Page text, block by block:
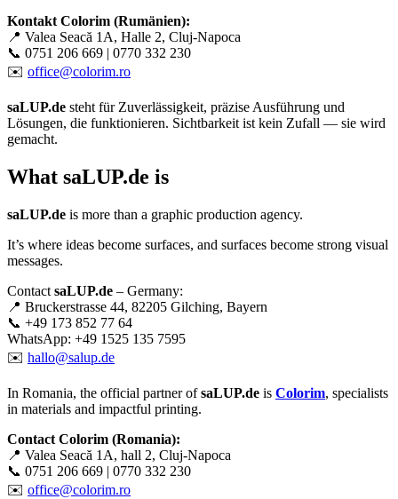
Kontakt Colorim (Rumänien):
📍 Valea Seacă 1A, Halle 2, Cluj-Napoca
📞 0751 206 669 | 0770 332 230
✉️ office@colorim.ro
saLUP.de steht für Zuverlässigkeit, präzise Ausführung und
Lösungen, die funktionieren. Sichtbarkeit ist kein Zufall — sie wird
gemacht.
What saLUP.de is
saLUP.de is more than a graphic production agency.
It’s where ideas become surfaces, and surfaces become strong visual
messages.
Contact saLUP.de – Germany:
📍 Bruckerstrasse 44, 82205 Gilching, Bayern
📞 +49 173 852 77 64
WhatsApp: +49 1525 135 7595
✉️ hallo@salup.de
In Romania, the official partner ofsaLUP.de is Colorim, specialists
in materials and impactful printing.
Contact Colorim (Romania):
📍 Valea Seacă 1A, hall 2, Cluj-Napoca
📞 0751 206 669 | 0770 332 230
✉️ office@colorim.ro